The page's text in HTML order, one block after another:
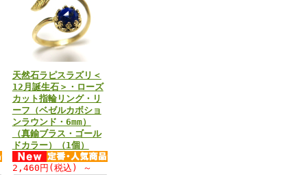
天然石ラピスラズリ＜
12月誕生石＞・ローズ
カット指輪リング・リ
ーフ（ベゼルカボショ
ンラウンド・6mm）
（真鍮ブラス・ゴール
ドカラー）（1個）
2,460円 (税込) ～